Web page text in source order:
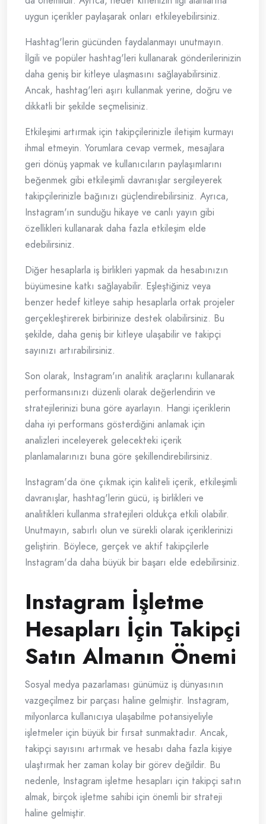
uygun içerikler paylaşarak onları etkileyebilirsiniz.
Hashtag'lerin gücünden faydalanmayı unutmayın.
İlgili ve popüler hashtag'leri kullanarak gönderilerinizin
daha geniş bir kitleye ulaşmasını sağlayabilirsiniz.
Ancak, hashtag'leri aşırı kullanmak yerine, doğru ve
dikkatli bir şekilde seçmelisiniz.
Etkileşimi artırmak için takipçilerinizle iletişim kurmayı
ihmal etmeyin. Yorumlara cevap vermek, mesajlara
geri dönüş yapmak ve kullanıcıların paylaşımlarını
beğenmek gibi etkileşimli davranışlar sergileyerek
takipçilerinizle bağınızı güçlendirebilirsiniz. Ayrıca,
Instagram'ın sunduğu hikaye ve canlı yayın gibi
özellikleri kullanarak daha fazla etkileşim elde
edebilirsiniz.
Diğer hesaplarla iş birlikleri yapmak da hesabınızın
büyümesine katkı sağlayabilir. Eşleştiğiniz veya
benzer hedef kitleye sahip hesaplarla ortak projeler
gerçekleştirerek birbirinize destek olabilirsiniz. Bu
şekilde, daha geniş bir kitleye ulaşabilir ve takipçi
sayınızı artırabilirsiniz.
Son olarak, Instagram'ın analitik araçlarını kullanarak
performansınızı düzenli olarak değerlendirin ve
stratejilerinizi buna göre ayarlayın. Hangi içeriklerin
daha iyi performans gösterdiğini anlamak için
analizleri inceleyerek gelecekteki içerik
planlamalarınızı buna göre şekillendirebilirsiniz.
Instagram'da öne çıkmak için kaliteli içerik, etkileşimli
davranışlar, hashtag'lerin gücü, iş birlikleri ve
analitikleri kullanma stratejileri oldukça etkili olabilir.
Unutmayın, sabırlı olun ve sürekli olarak içeriklerinizi
geliştirin. Böylece, gerçek ve aktif takipçilerle
Instagram'da daha büyük bir başarı elde edebilirsiniz.
Instagram İşletme
Hesapları İçin Takipçi
Satın Almanın Önemi
Sosyal medya pazarlaması günümüz iş dünyasının
vazgeçilmez bir parçası haline gelmiştir. Instagram,
milyonlarca kullanıcıya ulaşabilme potansiyeliyle
işletmeler için büyük bir fırsat sunmaktadır. Ancak,
takipçi sayısını artırmak ve hesabı daha fazla kişiye
ulaştırmak her zaman kolay bir görev değildir. Bu
nedenle, Instagram işletme hesapları için takipçi satın
almak, birçok işletme sahibi için önemli bir strateji
haline gelmiştir.